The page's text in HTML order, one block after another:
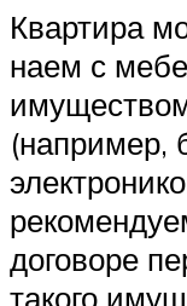
Квартира
наем с
(например,
договоре
такого